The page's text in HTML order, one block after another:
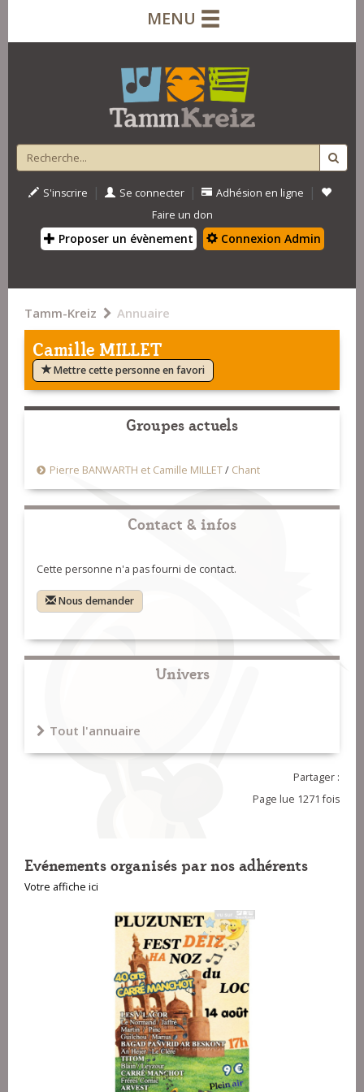
MENU
S'inscrire | Se connecter | Adhésion en ligne |
Faire un don
Proposer un évènement Connexion Admin
Tamm-Kreiz Annuaire
Camille MILLET
Mettre cette personne en favori
Groupes actuels
Pierre BANWARTH et Camille MILLET/ Chant
Contact & infos
Cette personne n'a pas fourni de contact.
Nous demander
Univers
Tout l'annuaire
Partager :
Page lue 1271 fois
Evénements organisés par nos adhérents
Votre affiche ici